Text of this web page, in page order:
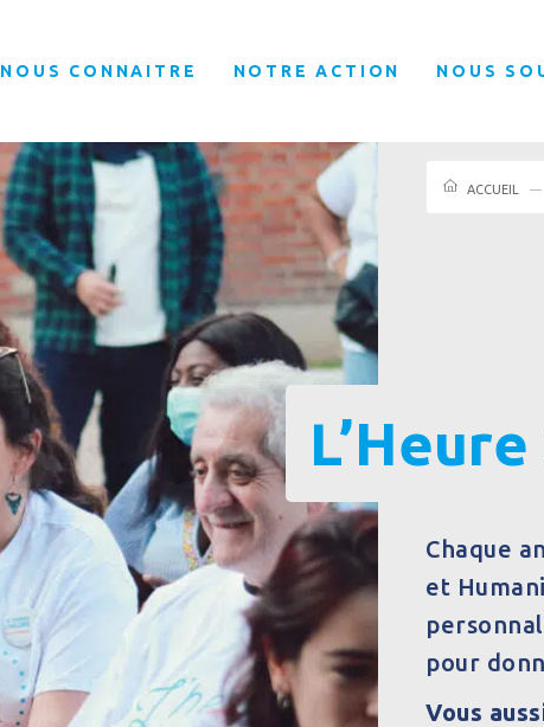
NOUS CONNAITRE NOTRE ACTION NOUS
ACCUEIL
Chaque
et
pour
Vous